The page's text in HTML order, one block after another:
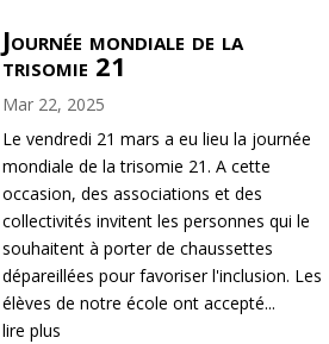
Journée mondiale de la
trisomie 21
Mar 22, 2025
Le vendredi 21 mars a eu lieu la journée
mondiale de la trisomie 21. A cette
occasion, des associations et des
collectivités invitent les personnes qui le
souhaitent à porter de chaussettes
dépareillées pour favoriser l'inclusion. Les
élèves de notre école ont accepté...
lire plus